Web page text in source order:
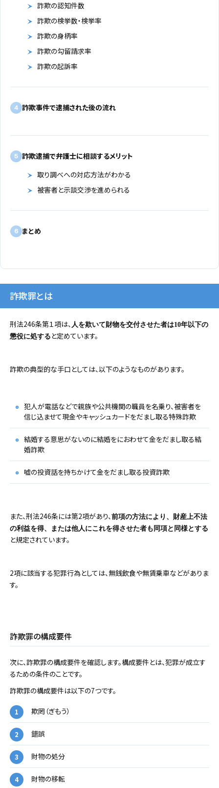
詐欺の認知件数
詐欺の検挙数・検挙率
詐欺の身柄率
詐欺の勾留請求率
詐欺の起訴率
4 詐欺事件で逮捕された後の流れ
5 詐欺逮捕で弁護士に相談するメリット
取り調べへの対応方法がわかる
被害者と示談交渉を進められる
6 まとめ
詐欺罪とは
刑法246条第１項は、 人を欺いて財物を交付させた者は10年以下の
懲役に処する と定めています。
詐欺の典型的な手口としては、以下のようなものがあります。
犯人が電話などで親族や公共機関の職員を名乗り、被害者を
信じ込ませて現金やキャッシュカードをだまし取る特殊詐欺
結婚する意思がないのに結婚をにおわせて金をだまし取る結
婚詐欺
嘘の投資話を持ちかけて金をだまし取る投資詐欺
また、刑法246条には第2項があり、前項の方法により、財産上不法
の利益を得、または他人にこれを得させた者も同項と同様とする
と規定されています。
2項に該当する犯罪行為としては、無銭飲食や無賃乗車などがありま
す。
詐欺罪の構成要件
次に、詐欺罪の構成要件を確認します。構成要件とは、犯罪が成立す
るための条件のことです。
詐欺罪の構成要件は以下の7つです。
欺罔（ぎもう）
錯誤
財物の処分
財物の移転